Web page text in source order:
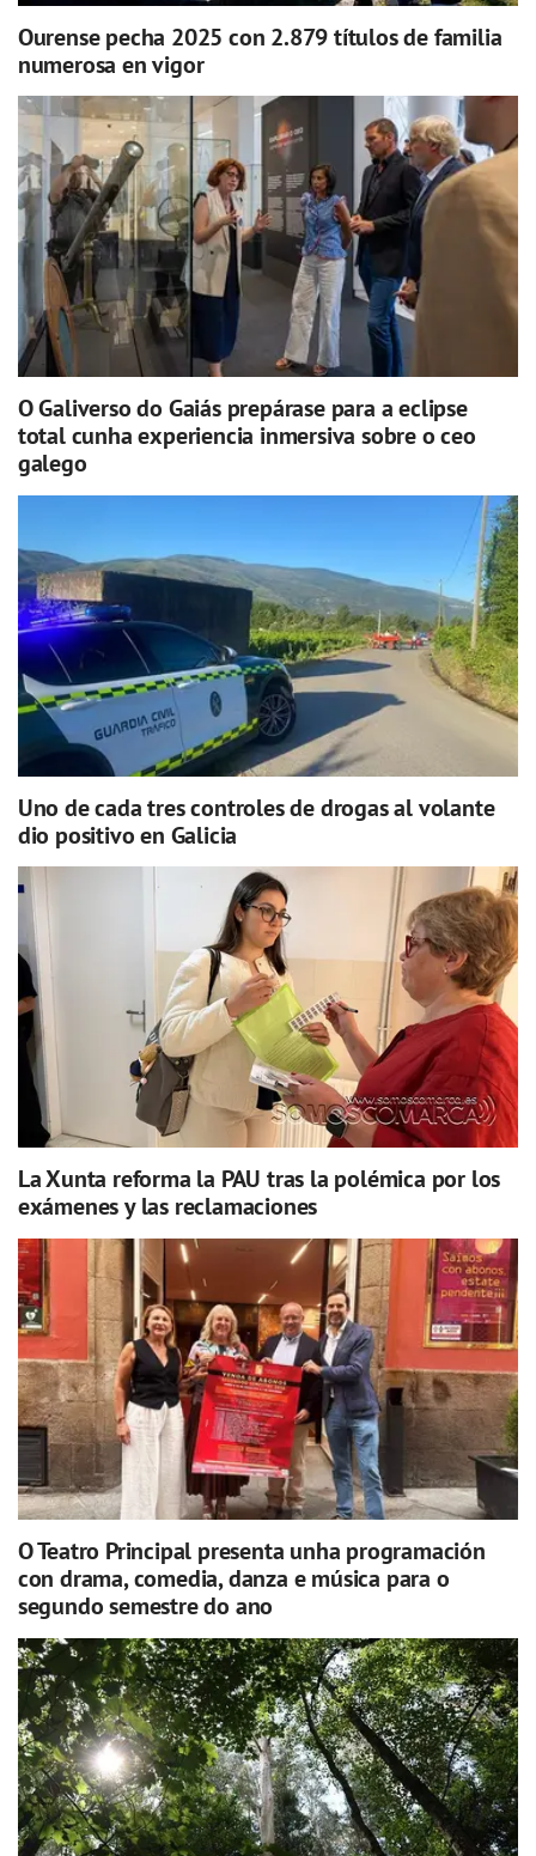
Ourense pecha 2025 con 2.879 títulos de familia
numerosa en vigor
O Galiverso do Gaiás prepárase para a eclipse
total cunha experiencia inmersiva sobre o ceo
galego
Uno de cada tres controles de drogas al volante
dio positivo en Galicia
La Xunta reforma la PAU tras la polémica por los
exámenes y las reclamaciones
O Teatro Principal presenta unha programación
con drama, comedia, danza e música para o
segundo semestre do ano